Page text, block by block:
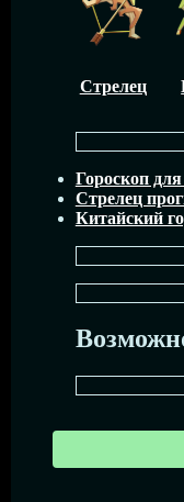
Стрелец
Гороскоп
Стрелец
Китайский